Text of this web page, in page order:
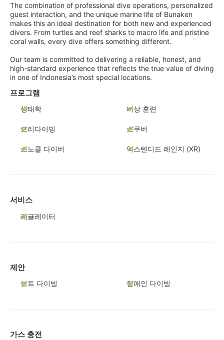
The combination of professional dive operations, personalized
guest interaction, and the unique marine life of Bunaken
makes this an ideal destination for both new and experienced
divers. From turtles and reef sharks to macro life and pristine
coral walls, every dive offers something different.
Our team is committed to delivering a reliable, honest, and
high-standard experience that reflects the true value of diving
in one of Indonesia’s most special locations.
프로그램
생태학 비상 훈련
프리다이빙 스쿠버
스노클 다이버 익스텐디드 레인지 (XR)
서비스
레귤레이터
제안
보트 다이빙 장애인 다이빙
가스 충전